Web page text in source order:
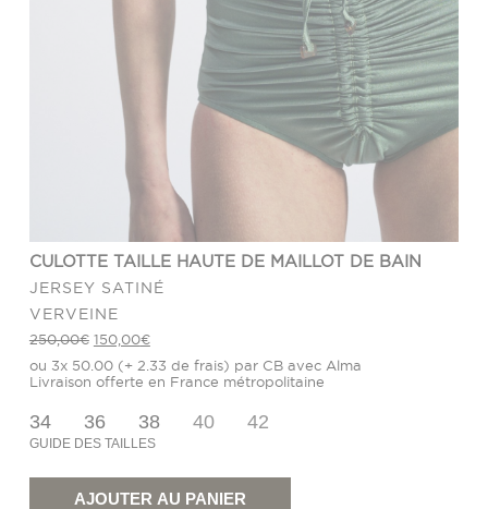
CULOTTE TAILLE HAUTE DE MAILLOT DE BAIN
JERSEY SATINÉ
VERVEINE
250,00€ Le
prix
initial
était :
150,00€Le
prix
actuel
est :
ou 3x 50.00 (+ 2.33 de frais) par CB avec Alma
Livraison offerte en France métropolitaine
34 36 38 40 42
GUIDE DES TAILLES
de
CulotteAJOUTER AU PANIER